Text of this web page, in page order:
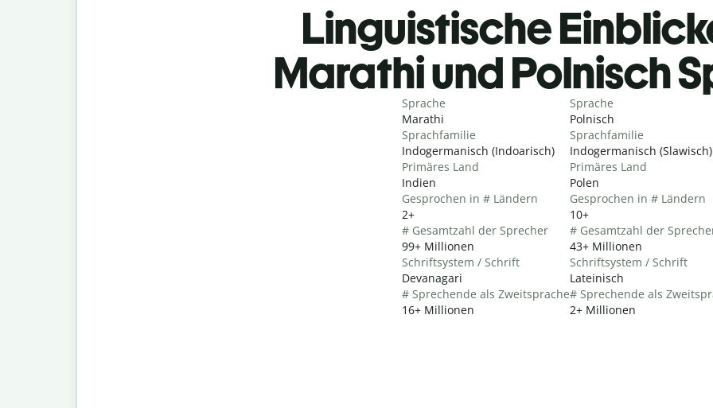
Linguistische
Marathi und Polnisch
Sprache
Marathi
Sprachfamilie
Indogermanisch (Indoarisch)
Primäres Land
Indien
Gesprochen in # Ländern
2+
# Gesamtzahl der Sprecher
99+ Millionen
Schriftsystem / Schrift
Devanagari
# Sprechende als Zweitsprache
16+ Millionen
Sprache
Polnisch
Sprachfamilie
Indogermanisch (Slawisch)
Primäres Land
Polen
Gesprochen in # Ländern
10+
# Gesamtzahl der
43+ Millionen
Schriftsystem / Schrift
Lateinisch
# Sprechende als
2+ Millionen